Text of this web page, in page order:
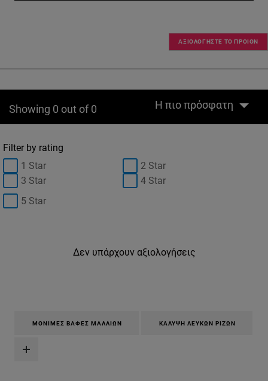
ΑΞΙΟΛΟΓΗΣΤΕ ΤΟ ΠΡΟΙΟΝ
Showing 0 out of 0 Η πιο πρόσφατη
Filter by rating
1 Star
2 Star
3 Star
4 Star
5 Star
Δεν υπάρχουν αξιολογήσεις
ΜΌΝΙΜΕΣ ΒΑΦΈΣ ΜΑΛΛΙΏΝ ΚΆΛΥΨΗ ΛΕΥΚΏΝ ΡΙΖΏΝ